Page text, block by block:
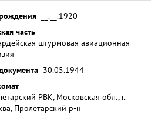
__.__.1920
часть
штурмовая авиационная
30.05.1944
РВК, Московская обл., г.
Пролетарский р-н